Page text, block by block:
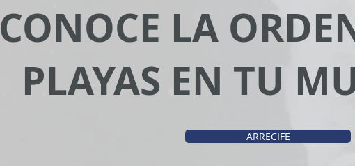
CONOCE LA
PLAYAS EN TU
ARRECIFE